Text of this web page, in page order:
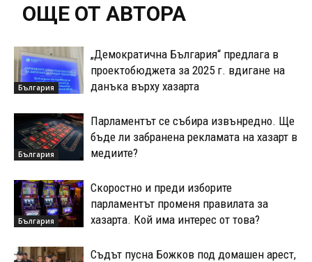
ОЩЕ ОТ АВТОРА
България
„Демократична България“ предлага в
проектобюджета за 2025 г. вдигане на
данъка върху хазарта
България
Парламентът се събира извънредно. Ще
бъде ли забранена рекламата на хазарт в
медиите?
България
Скоростно и преди изборите
парламентът променя правилата за
хазарта. Кой има интерес от това?
Съдът пусна Божков под домашен арест,